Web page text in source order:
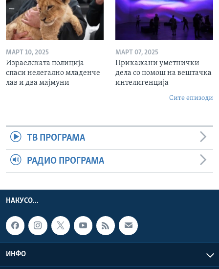
МАРТ 10, 2025
Израелската полиција
спаси нелегално младенче
лав и два мајмуни
МАРТ 07, 2025
Прикажани уметнички
дела со помош на вештачка
интелигенција
Сите епизоди
ТВ ПРОГРАМА
РАДИО ПРОГРАМА
НАКУСО...
ИНФО